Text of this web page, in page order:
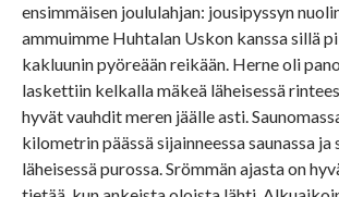
ensimmäisen joululahjan: jousipyssyn
ammuimme Huhtalan Uskon kanssa sillä
kakluunin pyöreään reikään. Herne oli
laskettiin kelkalla mäkeä läheisessä
hyvät vauhdit meren jäälle asti.
kilometrin päässä sijainneessa saunassa ja
läheisessä purossa. Srömmän ajasta on